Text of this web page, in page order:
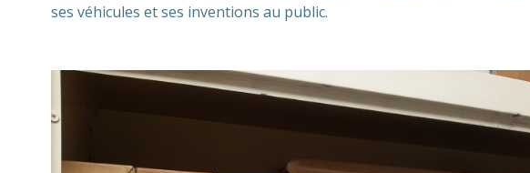
ses véhicules et ses inventions au public.